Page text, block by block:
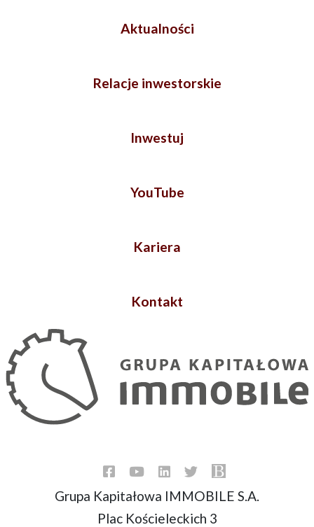
Aktualności
Relacje inwestorskie
Inwestuj
YouTube
Kariera
Kontakt
Grupa Kapitałowa IMMOBILE S.A.
Plac Kościeleckich 3